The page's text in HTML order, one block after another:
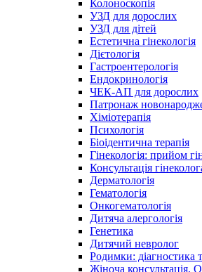
Колоноскопія
УЗД для дорослих
УЗД для дітей
Естетична гінекологія
Дієтологія
Гастроентерологія
Ендокринологія
ЧЕК-АП для дорослих
Патронаж
Хіміотерапія
Психологія
Біоідентична терапія
Гінекологія: прийом
Консультація
Дерматологія
Гематологія
Онкогематологія
Дитяча алергологія
Генетика
Дитячий невролог
Родимки: діагностика
Жіноча консультація,